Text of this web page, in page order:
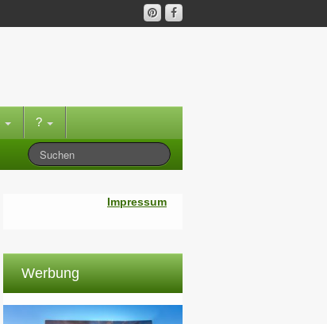
?
Impressum
Werbung